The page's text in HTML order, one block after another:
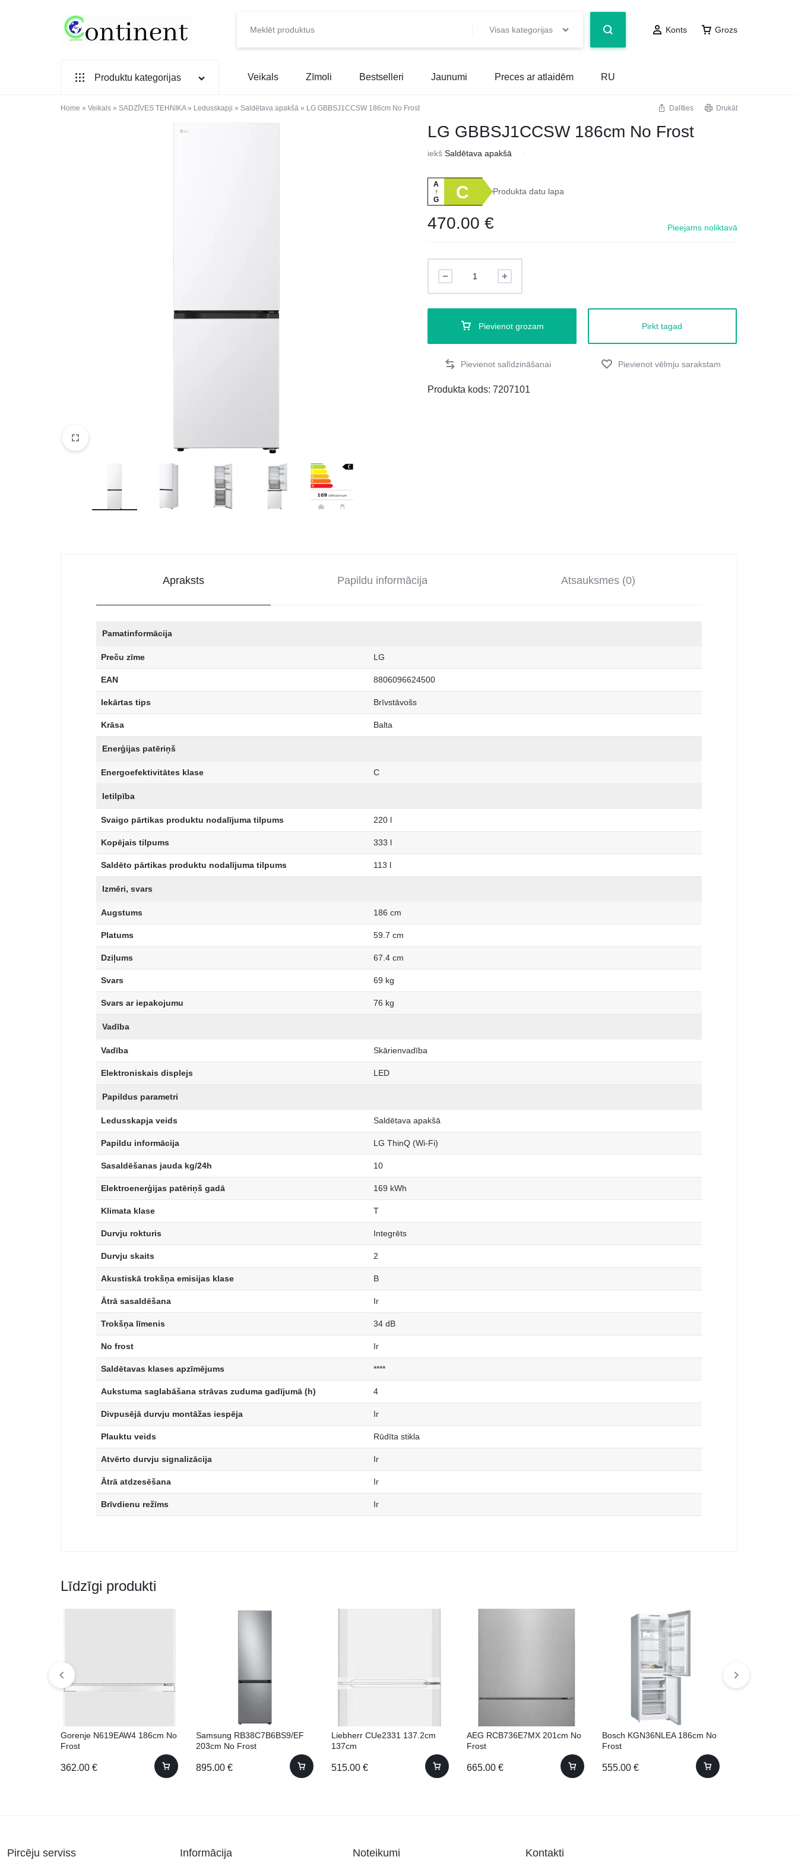
PREČU
INTERNETVEIKALS
Visas kategorijas Konts Grozs
Produktu kategorijas
SADZĪVES TEHNIKA
Veikals Zīmoli Bestselleri Jaunumi Preces ar atlaidēm RU
Home » Veikals » SADZĪVES TEHNIKA» Ledusskapji » Saldētava apakšā » LG GBBSJ1CCSW 186cm No Frost Dalīties Drukāt
LG GBBSJ1CCSW 186cm No Frost
iekšSaldētava apakšā
A
↑
G
C Produkta datu lapa
470.00€ Pieejams noliktavā
Pievienot grozam Pirkt tagad
Produkta kods:7207101
Apraksts Papildu informācija Atsauksmes (0)
Pamatinformācija
Preču zīme LG
EAN 8806096624500
Iekārtas tips Brīvstāvošs
Krāsa Balta
Enerģijas patēriņš
Energoefektivitātes klase C
Ietilpība
Svaigo pārtikas produktu nodalījuma tilpums 220 l
Kopējais tilpums 333 l
Saldēto pārtikas produktu nodalījuma tilpums 113 l
Izmēri, svars
Augstums 186 cm
Platums 59.7 cm
Dziļums 67.4 cm
Svars 69 kg
Svars ar iepakojumu 76 kg
Vadība
Vadība Skārienvadība
Elektroniskais displejs LED
Papildus parametri
Ledusskapja veids Saldētava apakšā
Papildu informācija LG ThinQ (Wi-Fi)
Sasaldēšanas jauda kg/24h 10
Elektroenerģijas patēriņš gadā 169 kWh
Klimata klase T
Durvju rokturis Integrēts
Durvju skaits 2
Akustiskā trokšņa emisijas klase B
Ātrā sasaldēšana Ir
Trokšņa līmenis 34 dB
No frost Ir
Saldētavas klases apzīmējums ****
Aukstuma saglabāšana strāvas zuduma gadījumā (h) 4
Divpusējā durvju montāžas iespēja Ir
Plauktu veids Rūdīta stikla
Atvērto durvju signalizācija Ir
Ātrā atdzesēšana Ir
Brīvdienu režīms Ir
Līdzīgi produkti
Gorenje N619EAW4 186cm No
Frost
362.00 €
Samsung RB38C7B6BS9/EF
203cm No Frost
895.00 €
Liebherr CUe2331 137.2cm
137cm
515.00 €
AEG RCB736E7MX 201cm No
Frost
665.00 €
Bosch KGN36NLEA 186cm No
Frost
555.00 €
Pircēju serviss Informācija Noteikumi Kontakti